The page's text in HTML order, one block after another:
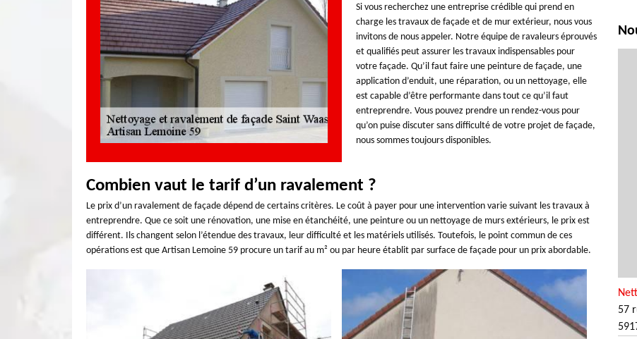
Si vous recherchez une entreprise crédible qui prend en
charge les travaux de façade et de mur extérieur, nous vous
invitons de nous appeler. Notre équipe de ravaleurs éprouvés
et qualifiés peut assurer les travaux indispensables pour
votre façade. Qu’il faut faire une peinture de façade, une
application d’enduit, une réparation, ou un nettoyage, elle
est capable d’être performante dans tout ce qu’il faut
entreprendre. Vous pouvez prendre un rendez-vous pour
qu’on puise discuter sans difficulté de votre projet de façade,
nous sommes toujours disponibles.
Combien vaut le tarif d’un ravalement ?
Le prix d’un ravalement de façade dépend de certains critères. Le coût à payer pour une intervention varie suivant les travaux à
entreprendre. Que ce soit une rénovation, une mise en étanchéité, une peinture ou un nettoyage de murs extérieurs, le prix est
différent. Ils changent selon l’étendue des travaux, leur difficulté et les matériels utilisés. Toutefois, le point commun de ces
opérations est que Artisan Lemoine 59 procure un tarif au m² ou par heure établit par surface de façade pour un prix abordable.
57